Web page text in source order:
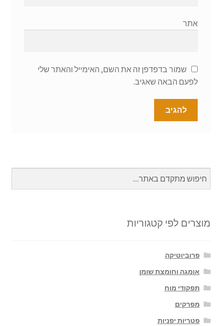
אתר
שמור בדפדפן זה את השם, האימייל והאתר שלי
לפעם הבאה שאגיב.
מוצרים לפי קטגוריות
פרוביוטיקה
אומגה וחומצת שומן
תפקודי מוח
מפרקים
פטריות יפניות